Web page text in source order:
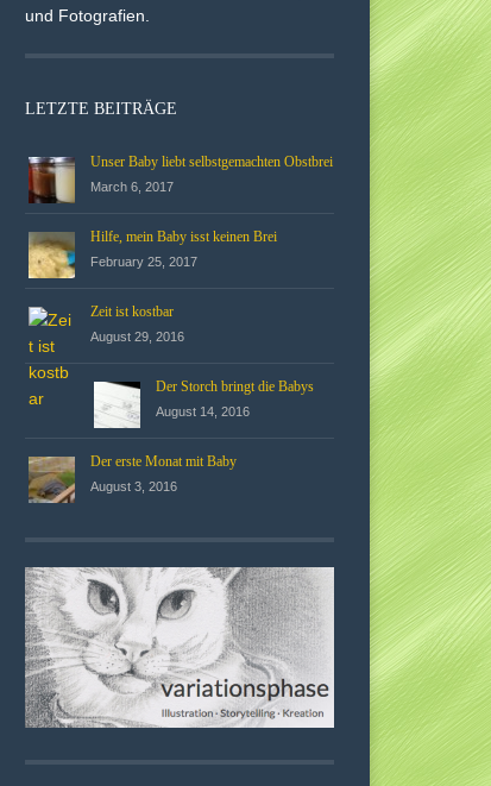
und Fotografien.
LETZTE BEITRÄGE
Unser Baby liebt selbstgemachten Obstbrei
March 6, 2017
Hilfe, mein Baby isst keinen Brei
February 25, 2017
Zeit ist kostbar
August 29, 2016
Der Storch bringt die Babys
August 14, 2016
Der erste Monat mit Baby
August 3, 2016